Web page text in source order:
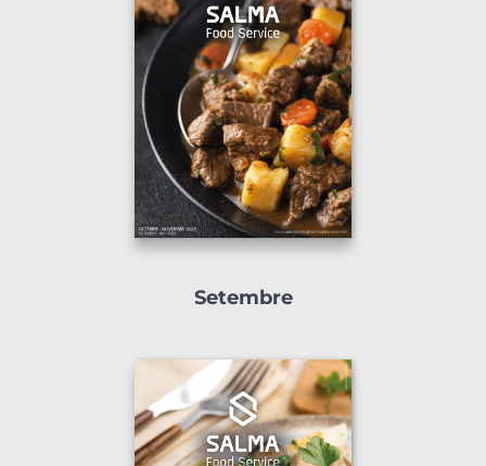
Setembre